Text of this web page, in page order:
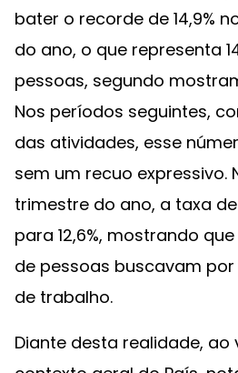
bater o recorde de 14,9%
do ano, o que representa
pessoas, segundo
Nos períodos seguintes,
das atividades, esse
sem um recuo expressivo.
trimestre do ano, a taxa
para 12,6%, mostrando
de pessoas buscavam
de trabalho.
Diante desta realidade, ao